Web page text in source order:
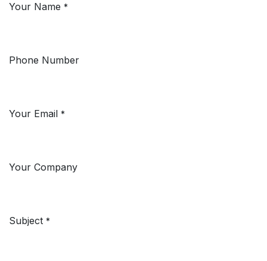
Your Name *
Phone Number
Your Email *
Your Company
Subject *